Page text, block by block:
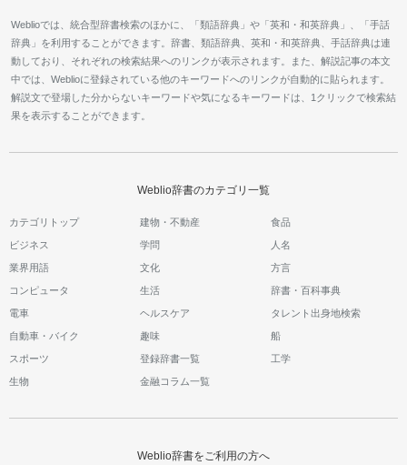
Weblioでは、統合型辞書検索のほかに、「類語辞典」や「英和・和英辞典」、「手話
辞典」を利用することができます。辞書、類語辞典、英和・和英辞典、手話辞典は連
動しており、それぞれの検索結果へのリンクが表示されます。また、解説記事の本文
中では、Weblioに登録されている他のキーワードへのリンクが自動的に貼られます。
解説文で登場した分からないキーワードや気になるキーワードは、1クリックで検索結
果を表示することができます。
Weblio辞書のカテゴリ一覧
カテゴリトップ 建物・不動産 食品
ビジネス 学問 人名
業界用語 文化 方言
コンピュータ 生活 辞書・百科事典
電車 ヘルスケア タレント出身地検索
自動車・バイク 趣味 船
スポーツ 登録辞書一覧 工学
生物 金融コラム一覧
Weblio辞書をご利用の方へ